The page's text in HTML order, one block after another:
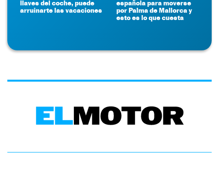
llaves del coche, puede
arruinarte las vacaciones
española para moverse
por Palma de Mallorca y
esto es lo que cuesta